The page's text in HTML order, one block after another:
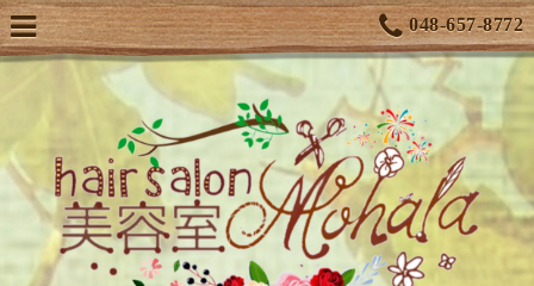
048-657-8772